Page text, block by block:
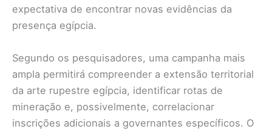
expectativa de encontrar novas evidências da
presença egípcia.
Segundo os pesquisadores, uma campanha mais
ampla permitirá compreender a extensão territorial
da arte rupestre egípcia, identificar rotas de
mineração e, possivelmente, correlacionar
inscrições adicionais a governantes específicos. O